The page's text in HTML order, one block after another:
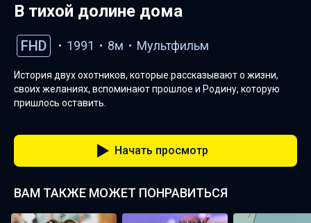
В тихой долине дома
FHD 1991 8м Мультфильм
История двух охотников, которые рассказывают о жизни,
своих желаниях, вспоминают прошлое и Родину, которую
пришлось оставить.
Начать просмотр
ВАМ ТАКЖЕ МОЖЕТ ПОНРАВИТЬСЯ